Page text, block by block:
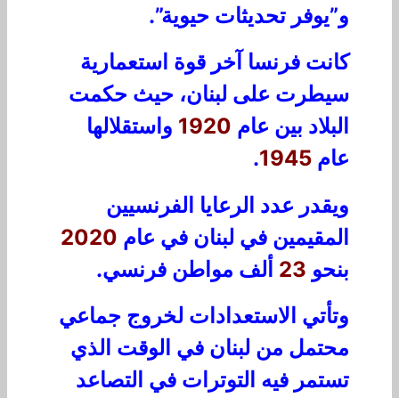
و”يوفر تحديثات حيوية”.
كانت فرنسا آخر قوة استعمارية
سيطرت على لبنان، حيث حكمت
البلاد بين عام 1920 واستقلالها
عام 1945
.
ويقدر عدد الرعايا الفرنسيين
المقيمين في لبنان في عام 2020
بنحو 23 ألف مواطن فرنسي.
وتأتي الاستعدادات لخروج جماعي
محتمل من لبنان في الوقت الذي
تستمر فيه التوترات في التصاعد